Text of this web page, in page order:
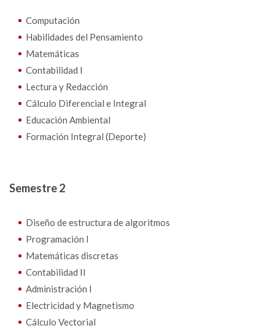
Computación
Habilidades del Pensamiento
Matemáticas
Contabilidad I
Lectura y Redacción
Cálculo Diferencial e Integral
Educación Ambiental
Formación Integral (Deporte)
Semestre 2
Diseño de estructura de algoritmos
Programación I
Matemáticas discretas
Contabilidad II
Administración I
Electricidad y Magnetismo
Cálculo Vectorial